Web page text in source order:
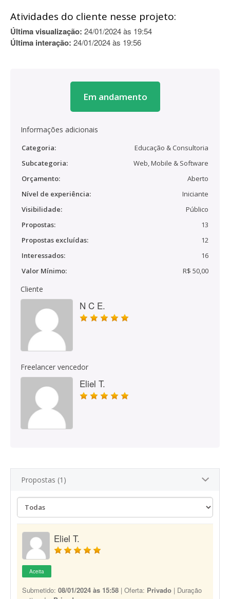
Atividades do cliente nesse projeto:
Última visualização: 24/01/2024 às 19:54
Última interação: 24/01/2024 às 19:56
Em andamento
Informações adicionais
Categoria:
Educação & Consultoria
Subcategoria:
Web, Mobile & Software
Orçamento:
Aberto
Nível de experiência:
Iniciante
Visibilidade:
Público
Propostas:
13
Propostas excluídas:
12
Interessados:
16
Valor Mínimo:
R$ 50,00
Cliente
N C E.
Freelancer vencedor
Eliel T.
Propostas (1)
Eliel T.
Aceita
Submetido: 08/01/2024 às 15:58 | Oferta: Privado | Duração